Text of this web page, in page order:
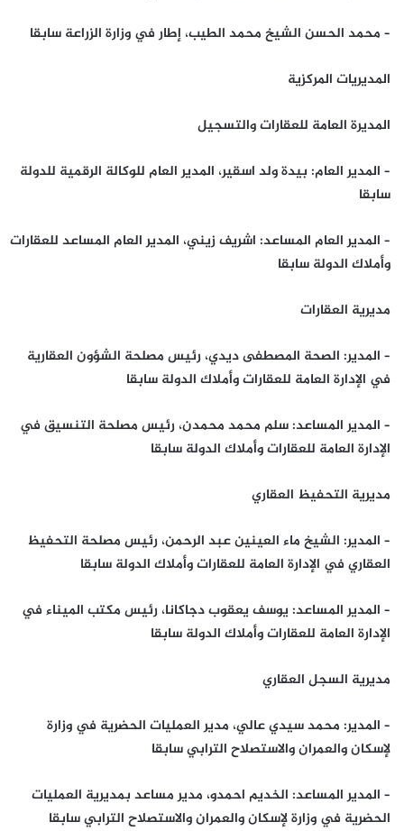
– محمد الحسن الشيخ محمد الطيب، إطار في وزارة الزراعة سابقا
المديريات المركزية
المديرة العامة للعقارات والتسجيل
– المدير العام: بيدة ولد اسقير، المدير العام للوكالة الرقمية للدولة
سابقا
– المدير العام المساعد: اشريف زيني، المدير العام المساعد للعقارات
وأملاك الدولة سابقا
مديرية العقارات
– المدير: الصحة المصطفى ديدي، رئيس مصلحة الشؤون العقارية
في الإدارة العامة للعقارات وأملاك الدولة سابقا
– المدير المساعد: سلم محمد محمدن، رئيس مصلحة التنسيق في
الإدارة العامة للعقارات وأملاك الدولة سابقا
مديرية التحفيظ العقاري
– المدير: الشيخ ماء العينين عبد الرحمن، رئيس مصلحة التحفيظ
العقاري في الإدارة العامة للعقارات وأملاك الدولة سابقا
– المدير المساعد: يوسف يعقوب دجاكانا، رئيس مكتب الميناء في
الإدارة العامة للعقارات وأملاك الدولة سابقا
مديرية السجل العقاري
– المدير: محمد سيدي عالي، مدير العمليات الحضرية في وزارة
لإسكان والعمران والاستصلاح الترابي سابقا
– المدير المساعد: الخديم احمدو، مدير مساعد بمديرية العمليات
الحضرية في وزارة لإسكان والعمران والاستصلاح الترابي سابقا